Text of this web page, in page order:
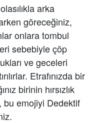
arka
göreceğiniz,
onlara tombul
sebebiyle çöp
ve geceleri
Etrafınızda bir
birinin hırsızlık
bu emojiyi Dedektif